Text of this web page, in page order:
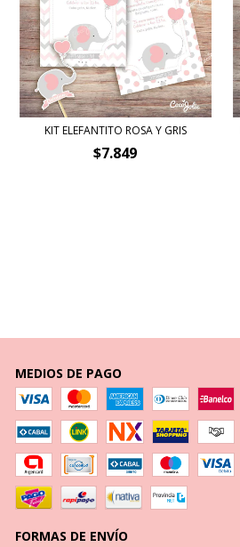
KIT ELEFANTITO ROSA Y GRIS
$7.849
MEDIOS DE PAGO
FORMAS DE ENVÍO